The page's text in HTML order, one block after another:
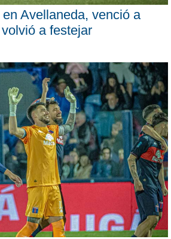
Avellaneda, venció a
a festejar